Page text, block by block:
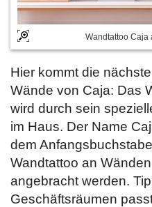
Wandtattoo Caja
Hier kommt die
Wände von Caja: Das
wird durch sein
im Haus. Der Name
dem
Wandtattoo an
angebracht werden.
Geschäftsräumen